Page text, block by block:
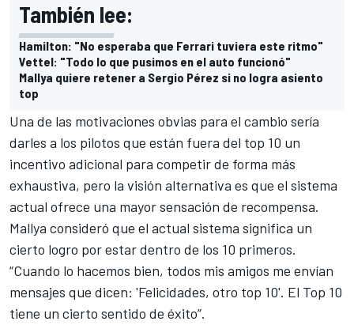
También lee:
Hamilton: "No esperaba que Ferrari tuviera este ritmo"
Vettel: "Todo lo que pusimos en el auto funcionó"
Mallya quiere retener a Sergio Pérez si no logra asiento
top
Una de las motivaciones obvias para el cambio sería
darles a los pilotos que están fuera del top 10 un
incentivo adicional para competir de forma más
exhaustiva, pero la visión alternativa es que el sistema
actual ofrece una mayor sensación de recompensa.
Mallya consideró que el actual sistema significa un
cierto logro por estar dentro de los 10 primeros.
“Cuando lo hacemos bien, todos mis amigos me envían
mensajes que dicen: 'Felicidades, otro top 10'. El Top 10
tiene un cierto sentido de éxito”.